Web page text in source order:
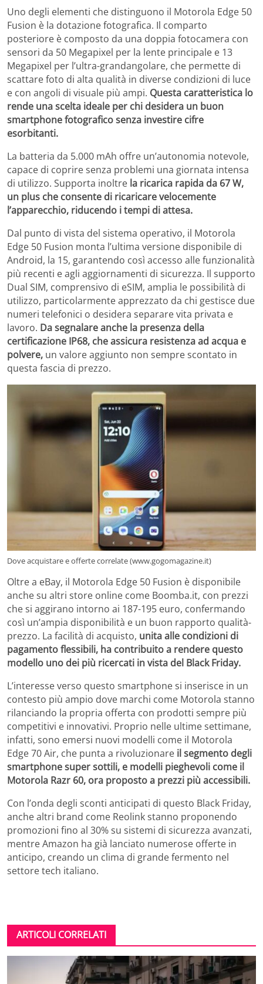
Uno degli elementi che distinguono il Motorola Edge 50
Fusion è la dotazione fotografica. Il comparto
posteriore è composto da una doppia fotocamera con
sensori da 50 Megapixel per la lente principale e 13
Megapixel per l’ultra-grandangolare, che permette di
scattare foto di alta qualità in diverse condizioni di luce
e con angoli di visuale più ampi. Questa caratteristica lo
rende una scelta ideale per chi desidera un buon
smartphone fotografico senza investire cifre
esorbitanti.
La batteria da 5.000 mAh offre un’autonomia notevole,
capace di coprire senza problemi una giornata intensa
di utilizzo. Supporta inoltre la ricarica rapida da 67 W,
un plus che consente di ricaricare velocemente
l’apparecchio, riducendo i tempi di attesa.
Dal punto di vista del sistema operativo, il Motorola
Edge 50 Fusion monta l’ultima versione disponibile di
Android, la 15, garantendo così accesso alle funzionalità
più recenti e agli aggiornamenti di sicurezza. Il supporto
Dual SIM, comprensivo di eSIM, amplia le possibilità di
utilizzo, particolarmente apprezzato da chi gestisce due
numeri telefonici o desidera separare vita privata e
lavoro. Da segnalare anche la presenza della
certificazione IP68, che assicura resistenza ad acqua e
polvere, un valore aggiunto non sempre scontato in
questa fascia di prezzo.
Dove acquistare e offerte correlate (www.gogomagazine.it)
Oltre a eBay, il Motorola Edge 50 Fusion è disponibile
anche su altri store online come Boomba.it, con prezzi
che si aggirano intorno ai 187-195 euro, confermando
così un’ampia disponibilità e un buon rapporto qualità-
prezzo. La facilità di acquisto, unita alle condizioni di
pagamento flessibili, ha contribuito a rendere questo
modello uno dei più ricercati in vista del Black Friday.
L’interesse verso questo smartphone si inserisce in un
contesto più ampio dove marchi come Motorola stanno
rilanciando la propria offerta con prodotti sempre più
competitivi e innovativi. Proprio nelle ultime settimane,
infatti, sono emersi nuovi modelli come il Motorola
Edge 70 Air, che punta a rivoluzionare il segmento degli
smartphone super sottili, e modelli pieghevoli come il
Motorola Razr 60, ora proposto a prezzi più accessibili.
Con l’onda degli sconti anticipati di questo Black Friday,
anche altri brand come Reolink stanno proponendo
promozioni fino al 30% su sistemi di sicurezza avanzati,
mentre Amazon ha già lanciato numerose offerte in
anticipo, creando un clima di grande fermento nel
settore tech italiano.
ARTICOLI CORRELATI